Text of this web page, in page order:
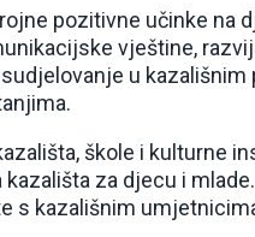
pozitivne učinke na
vještine,
u
škole i kulturne
kazališta za djecu i
s kazališnim